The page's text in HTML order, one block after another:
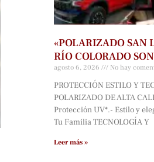
«POLARIZADO SAN
RÍO COLORADO
agosto 6, 2026 No hay
PROTECCIÓN ESTILO Y
POLARIZADO DE ALTA
Protección UV*.- Estilo y
Tu Familia TECNOLOGÍA Y
Leer más »